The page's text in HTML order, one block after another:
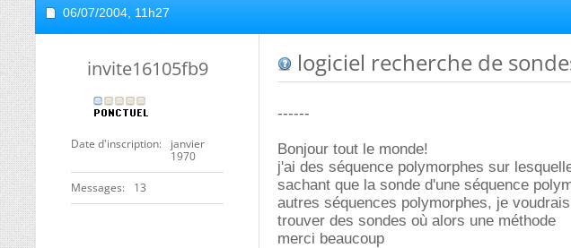
06/07/2004, 11h27
invite16105fb9
Date d'inscription
janvier
1970
Messages 13
logiciel recherche de
------
Bonjour tout le monde!
j'ai des séquence polymorphes sur
sachant que la sonde d'une séquence
autres séquences polymorphes, je
trouver des sondes où alors une méthode
merci beaucoup